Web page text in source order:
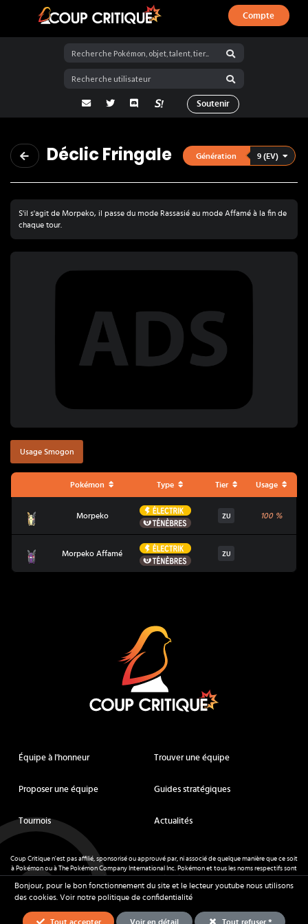
Coup Critique
Compte
adresse email
Twitter Discord La Salty Room sur Pokémon
Soutenir
Déclic Fringale Génération 9 (EV)
S'il s'agit de Morpeko, il passe du mode Rassasié au mode Affamé à la fin de
chaque tour.
Usage Smogon
Pokémon Type Tier Usage
Morpeko
Électrik
Ténèbres
ZU 100%
Morpeko Affamé
Électrik
Ténèbres
ZU
Équipe à l'honneur Trouver une équipe
Proposer une équipe Guides stratégiques
Tournois Actualités
Coup Critique n'est pas affilié, sponsorisé ou approuvé par, ni associé de quelque manière que ce soit
à Pokémon ou à The Pokémon Company International Inc. Pokémon et tous les noms respectifs sont
des marques déposées et des marques déposées. © de Nintendo 1996-2026.
Mentions légales - CGU- Tous droits réservés - Coup Critique
Bonjour, pour le bon fonctionnement du site et le lecteur youtube nous utilisons
des cookies. Voir notre politique de confidentialité
Tout accepter Voir en détail Tout refuser *